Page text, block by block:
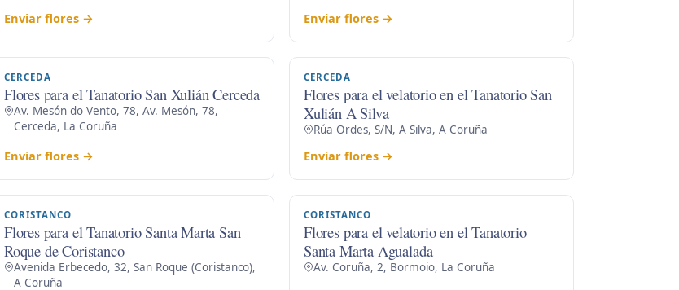
Enviar flores → Enviar flores →
CERCEDA
Flores para el Tanatorio San Xulián Cerceda
Av. Mesón do Vento, 78, Av. Mesón, 78,
Cerceda, La Coruña
Enviar flores →
CERCEDA
Flores para el velatorio en el Tanatorio San
Xulián A Silva
Rúa Ordes, S/N, A Silva, A Coruña
Enviar flores →
CORISTANCO
Flores para el Tanatorio Santa Marta San
Roque de Coristanco
Avenida Erbecedo, 32, San Roque (Coristanco),
A Coruña
CORISTANCO
Flores para el velatorio en el Tanatorio
Santa Marta Agualada
Av. Coruña, 2, Bormoio, La Coruña